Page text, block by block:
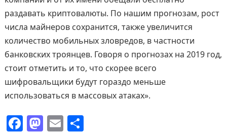
раздавать криптовалюты. По нашим прогнозам, рост
числа майнеров сохранится, также увеличится
количество мобильных зловредов, в частности
банковских троянцев. Говоря о прогнозах на 2019 год,
стоит отметить и то, что скорее всего
шифровальщики будут гораздо меньше
использоваться в массовых атаках».
F M E О